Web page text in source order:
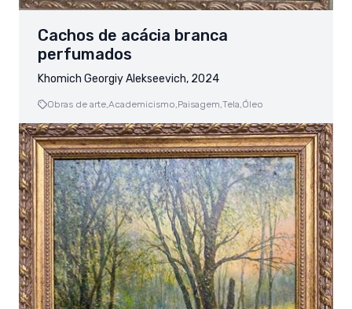
Cachos de acácia branca
perfumados
Khomich Georgiy Alekseevich, 2024
Obras de arte, Academicismo, Paisagem, Tela, Óleo